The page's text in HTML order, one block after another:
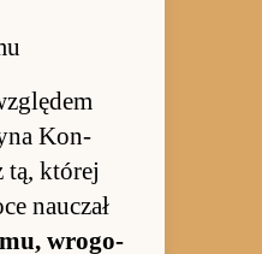
Kon­
tą, której
na­uczał
wro­go­